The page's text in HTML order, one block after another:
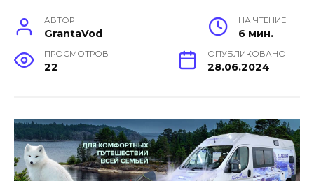
АВТОР
GrantaVod
НА ЧТЕНИЕ
6 мин.
ПРОСМОТРОВ
22
ОПУБЛИКОВАНО
28.06.2024